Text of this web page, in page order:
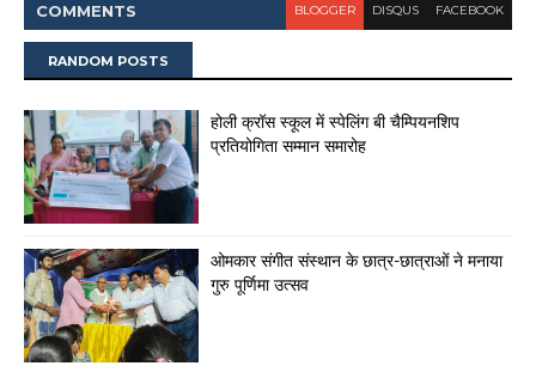
COMMENTS BLOGGER DISQUS FACEBOOK
RANDOM POSTS
होली क्रॉस स्कूल में स्पेलिंग बी चैम्पियनशिप
प्रतियोगिता सम्मान समारोह
ओमकार संगीत संस्थान के छात्र-छात्राओं ने मनाया
गुरु पूर्णिमा उत्सव